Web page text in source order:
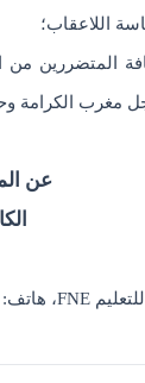
اللاعقاب؛
المتضررين من
مغرب الكرامة
عن
FNE، هاتف: